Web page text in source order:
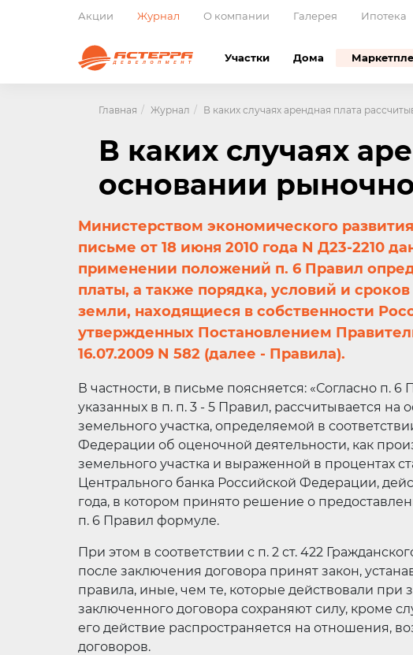
Акции Журнал О компании Галерея Ипотека
Участки Дома
Главная Журнал В каких случаях арендная плата
В каких случаях
основании
Министерством экономического
письме от 18 июня 2010 года N Д23-2210
применении положений п. 6 Правил
платы, а также порядка, условий и
земли, находящиеся в собственности
утвержденных Постановлением
16.07.2009 N 582 (далее - Правила).
В частности, в письме поясняется: «Согласно п. 6
указанных в п. п. 3 - 5 Правил, рассчитывается
земельного участка, определяемой в
Федерации об оценочной деятельности, как
земельного участка и выраженной в процентах
Центрального банка Российской Федерации,
года, в котором принято решение о
п. 6 Правил формуле.
При этом в соответствии с п. 2 ст. 422
после заключения договора принят закон,
правила, иные, чем те, которые действовали при
заключенного договора сохраняют силу, кроме
его действие распространяется на отношения,
договоров.